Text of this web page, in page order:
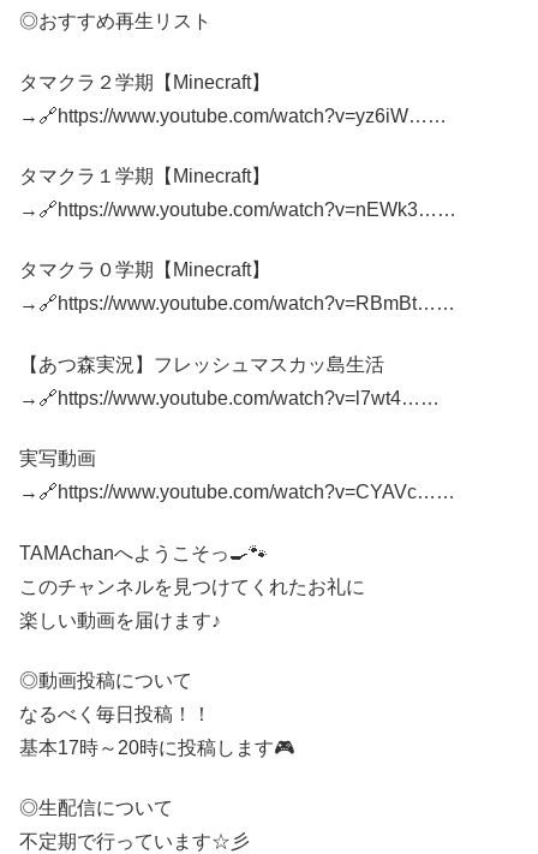
◎おすすめ再生リスト
タマクラ２学期【Minecraft】
→🔗https://www.youtube.com/watch?v=yz6iW…​…
タマクラ１学期【Minecraft】
→🔗https://www.youtube.com/watch?v=nEWk3…​…
タマクラ０学期【Minecraft】
→🔗https://www.youtube.com/watch?v=RBmBt…​…
【あつ森実況】フレッシュマスカッ島生活
→🔗https://www.youtube.com/watch?v=l7wt4…​…
実写動画
→🔗https://www.youtube.com/watch?v=CYAVc…​…
TAMAchanへようこそっ🍳🐾
このチャンネルを見つけてくれたお礼に
楽しい動画を届けます♪
◎動画投稿について
なるべく毎日投稿！！
基本17時～20時に投稿します🎮
◎生配信について
不定期で行っています☆彡